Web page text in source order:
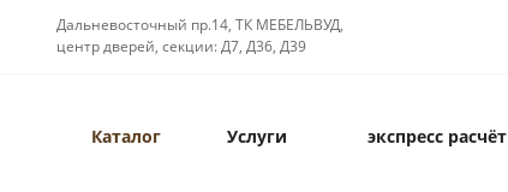
Дальневосточный пр.14, ТК МЕБЕЛЬВУД,
центр дверей, секции: Д7, Д36, Д39
Каталог Услуги экспресс расчёт